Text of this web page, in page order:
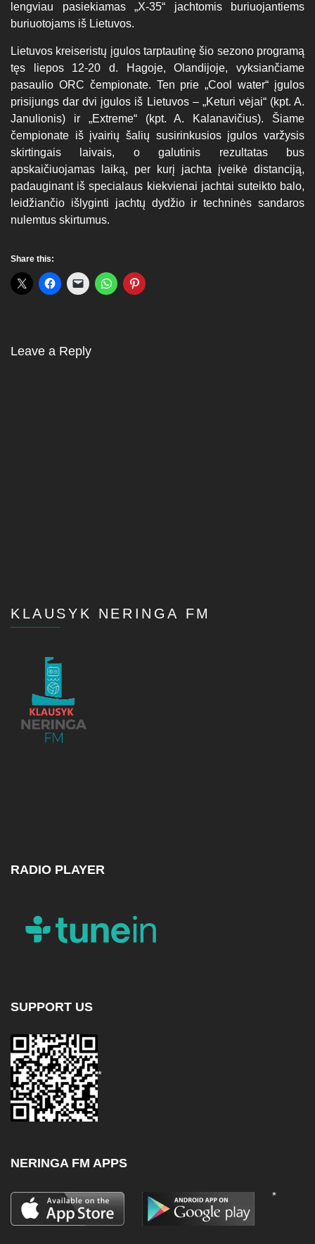
lengviau pasiekiamas „X-35“ jachtomis buriuojantiems
buriuotojams iš Lietuvos.
Lietuvos kreiseristų įgulos tarptautinę šio sezono programą
tęs liepos 12-20 d. Hagoje, Olandijoje, vyksiančiame
pasaulio ORC čempionate. Ten prie „Cool water“ įgulos
prisijungs dar dvi įgulos iš Lietuvos – „Keturi vėjai“ (kpt. A.
Janulionis) ir „Extreme“ (kpt. A. Kalanavičius). Šiame
čempionate iš įvairių šalių susirinkusios įgulos varžysis
skirtingais laivais, o galutinis rezultatas bus
apskaičiuojamas laiką, per kurį jachta įveikė distanciją,
padauginant iš specialaus kiekvienai jachtai suteikto balo,
leidžiančio išlyginti jachtų dydžio ir techninės sandaros
nulemtus skirtumus.
Share this:
Leave a Reply
KLAUSYK NERINGA FM
RADIO PLAYER
SUPPORT US
*
NERINGA FM APPS
*